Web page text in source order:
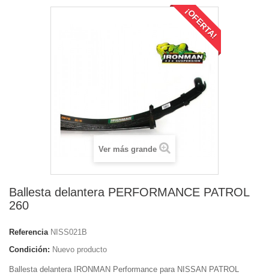
¡OFERTA!
Ver más grande
Ballesta delantera PERFORMANCE PATROL
260
Referencia NISS021B
Condición: Nuevo producto
Ballesta delantera IRONMAN Performance para NISSAN PATROL